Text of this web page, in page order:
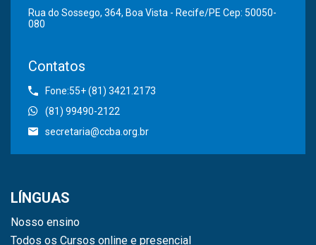
Rua do Sossego, 364, Boa Vista - Recife/PE Cep: 50050-
080
Contatos
Fone:55+ (81) 3421.2173
(81) 99490-2122
secretaria@ccba.org.br
LÍNGUAS
Nosso ensino
Todos os Cursos online e presencial